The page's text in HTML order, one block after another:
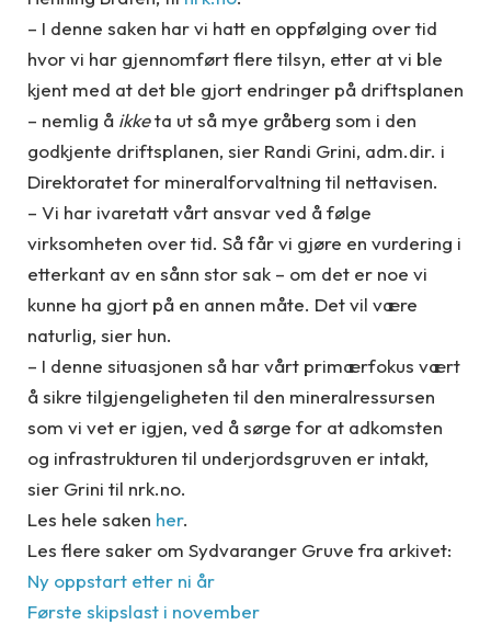
– I denne saken har vi hatt en oppfølging over tid
hvor vi har gjennomført flere tilsyn, etter at vi ble
kjent med at det ble gjort endringer på driftsplanen
– nemlig å ikketa ut så mye gråberg som i den
godkjente driftsplanen, sier Randi Grini, adm.dir. i
Direktoratet for mineralforvaltning til nettavisen.
– Vi har ivaretatt vårt ansvar ved å følge
virksomheten over tid. Så får vi gjøre en vurdering i
etterkant av en sånn stor sak – om det er noe vi
kunne ha gjort på en annen måte. Det vil være
naturlig, sier hun.
– I denne situasjonen så har vårt primærfokus vært
å sikre tilgjengeligheten til den mineralressursen
som vi vet er igjen, ved å sørge for at adkomsten
og infrastrukturen til underjordsgruven er intakt,
sier Grini til nrk.no.
Les hele saken her.
Les flere saker om Sydvaranger Gruve fra arkivet:
Ny oppstart etter ni år
Første skipslast i november